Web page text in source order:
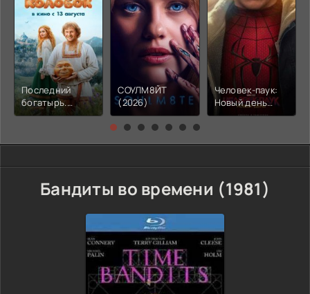
Последний
богатырь.
Колобок (2026)
СОУЛМ8ЙТ
(2026)
Человек-паук:
Новый день
(2026)
Бандиты во времени (1981)